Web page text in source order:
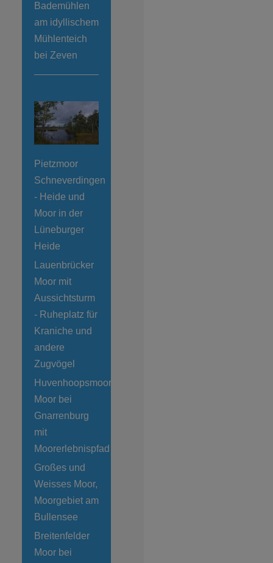
Bademühlen
am idyllischem
Mühlenteich
bei Zeven
Pietzmoor
Schneverdingen
- Heide und
Moor in der
Lüneburger
Heide
Lauenbrücker
Moor mit
Aussichtsturm
- Ruheplatz für
Kraniche und
andere
Zugvögel
Huvenhoopsmoor
Moor bei
Gnarrenburg
mit
Moorerlebnispfad
Großes und
Weisses Moor,
Moorgebiet am
Bullensee
Breitenfelder
Moor bei